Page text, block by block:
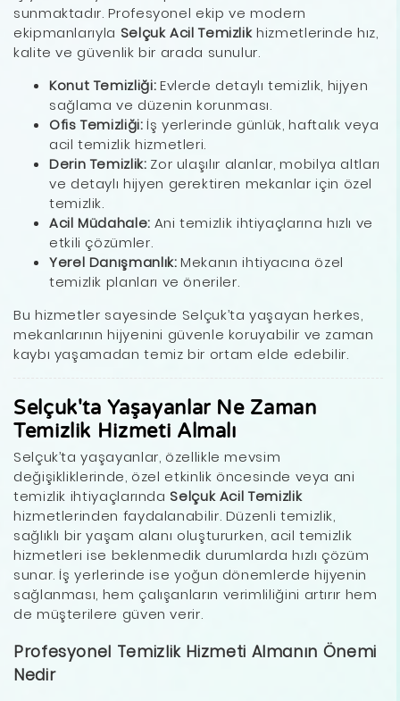
sunmaktadır. Profesyonel ekip ve modern
ekipmanlarıyla Selçuk Acil Temizlikhizmetlerinde hız,
kalite ve güvenlik bir arada sunulur.
Konut Temizliği:Evlerde detaylı temizlik, hijyen
sağlama ve düzenin korunması.
Ofis Temizliği:İş yerlerinde günlük, haftalık veya
acil temizlik hizmetleri.
Derin Temizlik:Zor ulaşılır alanlar, mobilya altları
ve detaylı hijyen gerektiren mekanlar için özel
temizlik.
Acil Müdahale:Ani temizlik ihtiyaçlarına hızlı ve
etkili çözümler.
Yerel Danışmanlık:Mekanın ihtiyacına özel
temizlik planları ve öneriler.
Bu hizmetler sayesinde Selçuk’ta yaşayan herkes,
mekanlarının hijyenini güvenle koruyabilir ve zaman
kaybı yaşamadan temiz bir ortam elde edebilir.
Selçuk'ta Yaşayanlar Ne Zaman
Temizlik Hizmeti Almalı
Selçuk’ta yaşayanlar, özellikle mevsim
değişikliklerinde, özel etkinlik öncesinde veya ani
temizlik ihtiyaçlarında Selçuk Acil Temizlik
hizmetlerinden faydalanabilir. Düzenli temizlik,
sağlıklı bir yaşam alanı oluştururken, acil temizlik
hizmetleri ise beklenmedik durumlarda hızlı çözüm
sunar. İş yerlerinde ise yoğun dönemlerde hijyenin
sağlanması, hem çalışanların verimliliğini artırır hem
de müşterilere güven verir.
Profesyonel Temizlik Hizmeti Almanın Önemi
Nedir